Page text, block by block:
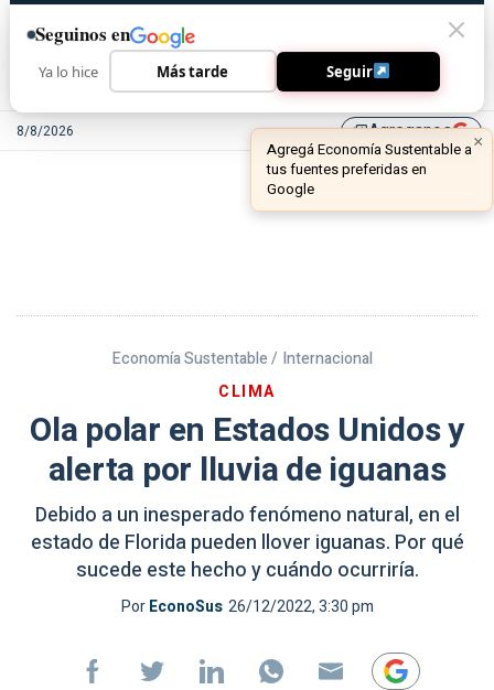
8/8/2026 library_addAgreganos
Economía Sustentable / Internacional
CLIMA
Ola polar en Estados Unidos y
alerta por lluvia de iguanas
Debido a un inesperado fenómeno natural, en el
estado de Florida pueden llover iguanas. Por qué
sucede este hecho y cuándo ocurriría.
PorEconoSus 26/12/2022, 3:30 pm
Seguinos en
Ya lo hice Más tarde Seguir